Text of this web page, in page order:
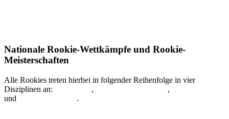
Nationale Rookie-Wettkämpfe und Rookie-
Meisterschaften
Alle Rookies treten hierbei in folgender Reihenfolge in vier
Disziplinen an:
, ,
und
.